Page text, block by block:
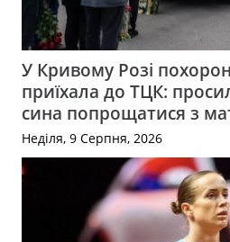
У Кривому Розі
приїхала до ТЦК:
сина попрощатися з
Неділя, 9 Серпня, 2026